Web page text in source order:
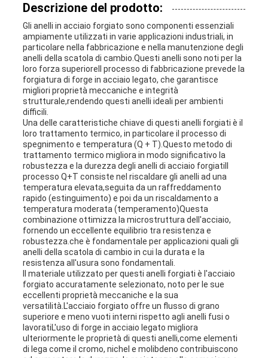
POLICY
Descrizione del prodotto:
Gli anelli in acciaio forgiato sono componenti essenziali
ampiamente utilizzati in varie applicazioni industriali, in
particolare nella fabbricazione e nella manutenzione degli
anelli della scatola di cambio.Questi anelli sono noti per la
loro forza superioreIl processo di fabbricazione prevede la
forgiatura di forge in acciaio legato, che garantisce
migliori proprietà meccaniche e integrità
strutturale,rendendo questi anelli ideali per ambienti
difficili.
Una delle caratteristiche chiave di questi anelli forgiati è il
loro trattamento termico, in particolare il processo di
spegnimento e temperatura (Q + T).Questo metodo di
trattamento termico migliora in modo significativo la
robustezza e la durezza degli anelli di acciaio forgiatiIl
processo Q+T consiste nel riscaldare gli anelli ad una
temperatura elevata,seguita da un raffreddamento
rapido (estinguimento) e poi da un riscaldamento a
temperatura moderata (temperamento)Questa
combinazione ottimizza la microstruttura dell'acciaio,
fornendo un eccellente equilibrio tra resistenza e
robustezza.che è fondamentale per applicazioni quali gli
anelli della scatola di cambio in cui la durata e la
resistenza all'usura sono fondamentali.
Il materiale utilizzato per questi anelli forgiati è l'acciaio
forgiato accuratamente selezionato, noto per le sue
eccellenti proprietà meccaniche e la sua
versatilità.L'acciaio forgiato offre un flusso di grano
superiore e meno vuoti interni rispetto agli anelli fusi o
lavoratiL'uso di forge in acciaio legato migliora
ulteriormente le proprietà di questi anelli,come elementi
di lega come il cromo, nichel e molibdeno contribuiscono